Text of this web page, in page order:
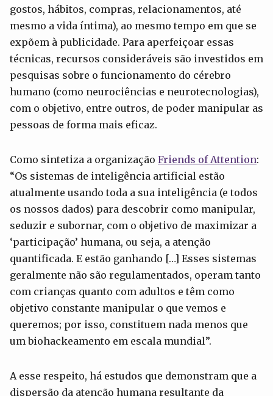
gostos, hábitos, compras, relacionamentos, até
mesmo a vida íntima), ao mesmo tempo em que se
expõem à publicidade. Para aperfeiçoar essas
técnicas, recursos consideráveis são investidos em
pesquisas sobre o funcionamento do cérebro
humano (como neurociências e neurotecnologias),
com o objetivo, entre outros, de poder manipular as
pessoas de forma mais eficaz.
Como sintetiza a organização Friends of Attention:
“Os sistemas de inteligência artificial estão
atualmente usando toda a sua inteligência (e todos
os nossos dados) para descobrir como manipular,
seduzir e subornar, com o objetivo de maximizar a
‘participação’ humana, ou seja, a atenção
quantificada. E estão ganhando […] Esses sistemas
geralmente não são regulamentados, operam tanto
com crianças quanto com adultos e têm como
objetivo constante manipular o que vemos e
queremos; por isso, constituem nada menos que
um biohackeamento em escala mundial”.
A esse respeito, há estudos que demonstram que a
dispersão da atenção humana resultante da